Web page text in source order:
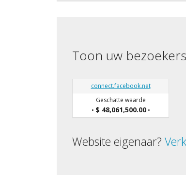
Toon uw
connect.facebook.net
Geschatte waarde
• $ 48,061,500.00•
Website eigenaar?